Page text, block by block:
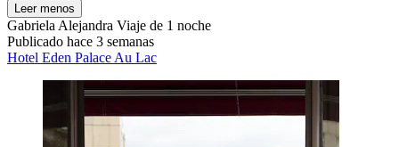
Leer menos
Gabriela Alejandra Viaje de 1 noche
Publicado hace 3 semanas
Hotel Eden Palace Au Lac